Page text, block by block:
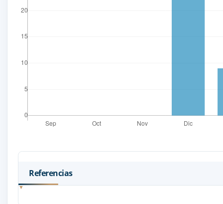
Referencias